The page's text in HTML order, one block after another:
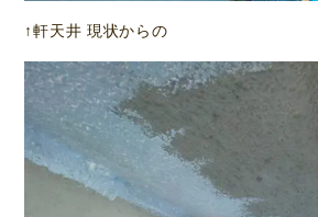
↑軒天井 現状からの